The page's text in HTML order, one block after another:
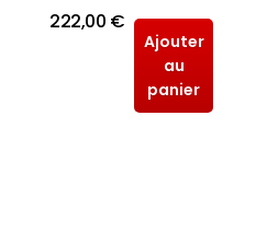
222,00 €
Ajouter
au
panier